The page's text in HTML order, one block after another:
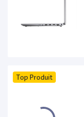
Top Produit